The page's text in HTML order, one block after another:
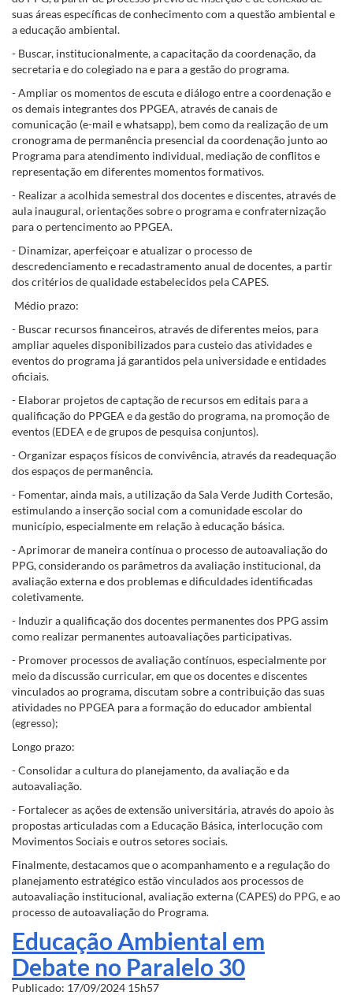
suas áreas específicas de conhecimento com a questão ambiental e
a educação ambiental.
- Buscar, institucionalmente, a capacitação da coordenação, da
secretaria e do colegiado na e para a gestão do programa.
- Ampliar os momentos de escuta e diálogo entre a coordenação e
os demais integrantes dos PPGEA, através de canais de
comunicação (e-mail e whatsapp), bem como da realização de um
cronograma de permanência presencial da coordenação junto ao
Programa para atendimento individual, mediação de conflitos e
representação em diferentes momentos formativos.
- Realizar a acolhida semestral dos docentes e discentes, através de
aula inaugural, orientações sobre o programa e confraternização
para o pertencimento ao PPGEA.
- Dinamizar, aperfeiçoar e atualizar o processo de
descredenciamento e recadastramento anual de docentes, a partir
dos critérios de qualidade estabelecidos pela CAPES.
Médio prazo:
- Buscar recursos financeiros, através de diferentes meios, para
ampliar aqueles disponibilizados para custeio das atividades e
eventos do programa já garantidos pela universidade e entidades
oficiais.
- Elaborar projetos de captação de recursos em editais para a
qualificação do PPGEA e da gestão do programa, na promoção de
eventos (EDEA e de grupos de pesquisa conjuntos).
- Organizar espaços físicos de convivência, através da readequação
dos espaços de permanência.
- Fomentar, ainda mais, a utilização da Sala Verde Judith Cortesão,
estimulando a inserção social com a comunidade escolar do
município, especialmente em relação à educação básica.
- Aprimorar de maneira contínua o processo de autoavaliação do
PPG, considerando os parâmetros da avaliação institucional, da
avaliação externa e dos problemas e dificuldades identificadas
coletivamente.
- Induzir a qualificação dos docentes permanentes dos PPG assim
como realizar permanentes autoavaliações participativas.
- Promover processos de avaliação contínuos, especialmente por
meio da discussão curricular, em que os docentes e discentes
vinculados ao programa, discutam sobre a contribuição das suas
atividades no PPGEA para a formação do educador ambiental
(egresso);
Longo prazo:
- Consolidar a cultura do planejamento, da avaliação e da
autoavaliação.
- Fortalecer as ações de extensão universitária, através do apoio às
propostas articuladas com a Educação Básica, interlocução com
Movimentos Sociais e outros setores sociais.
Finalmente, destacamos que o acompanhamento e a regulação do
planejamento estratégico estão vinculados aos processos de
autoavaliação institucional, avaliação externa (CAPES) do PPG, e ao
processo de autoavaliação do Programa.
Educação Ambiental em
Debate no Paralelo 30
Publicado: 17/09/2024 15h57